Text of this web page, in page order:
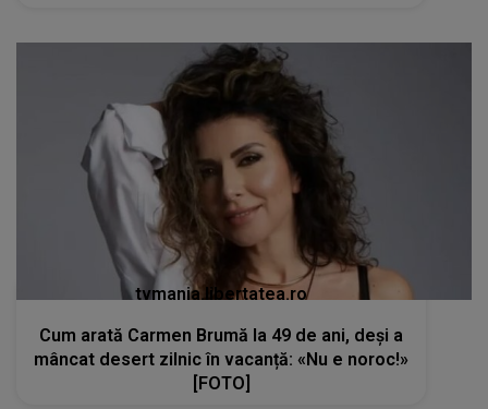
tvmania.libertatea.ro
Cum arată Carmen Brumă la 49 de ani, deși a
mâncat desert zilnic în vacanță: «Nu e noroc!»
[FOTO]